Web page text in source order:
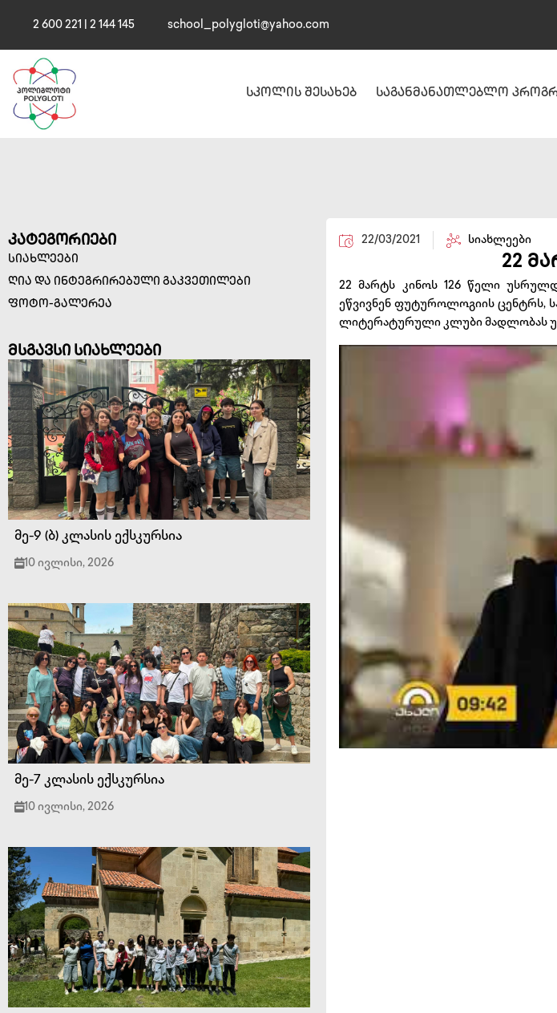
2 600 221 | 2 144 145 school_polygloti@yahoo.com
სკოლის შესახებ საგანმანათლებლო
კატეგორიები
სიახლეები
ღია და ინტეგრირებული გაკვეთილები
ფოტო-გალერეა
მსგავსი სიახლეები
მე-9 (ბ) კლასის ექსკურსია
10 ივლისი, 2026
მე-7 კლასის ექსკურსია
10 ივლისი, 2026
22/03/2021 სიახლეები
22
22 მარტს კინოს 126 წელი
ეწვივნენ ფუტუროლოგიის ცენტრს,
ლიტერატურული კლუბი მადლობას